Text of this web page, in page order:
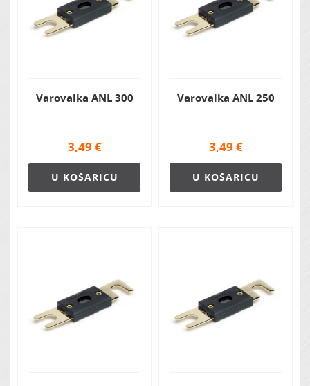
Varovalka ANL 300
3,49 €
U KOŠARICU
Varovalka ANL 250
3,49 €
U KOŠARICU